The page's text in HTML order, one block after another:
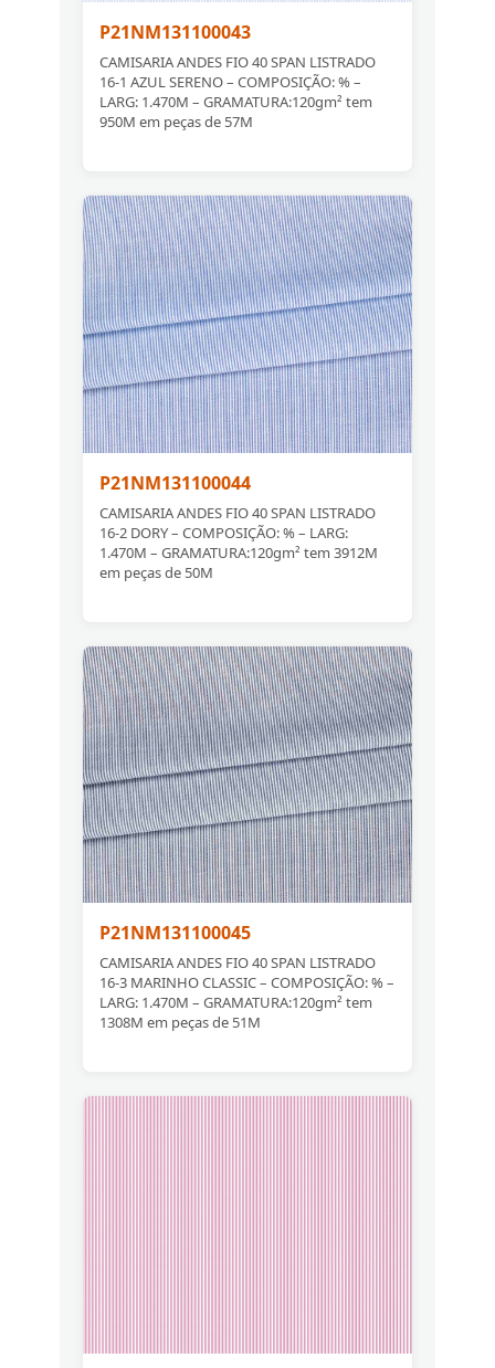
P21NM131100043
CAMISARIA ANDES FIO 40 SPAN LISTRADO
16-1 AZUL SERENO – COMPOSIÇÃO: % –
LARG: 1.470M – GRAMATURA:120gm² tem
950M em peças de 57M
P21NM131100044
CAMISARIA ANDES FIO 40 SPAN LISTRADO
16-2 DORY – COMPOSIÇÃO: % – LARG:
1.470M – GRAMATURA:120gm² tem 3912M
em peças de 50M
P21NM131100045
CAMISARIA ANDES FIO 40 SPAN LISTRADO
16-3 MARINHO CLASSIC – COMPOSIÇÃO: % –
LARG: 1.470M – GRAMATURA:120gm² tem
1308M em peças de 51M